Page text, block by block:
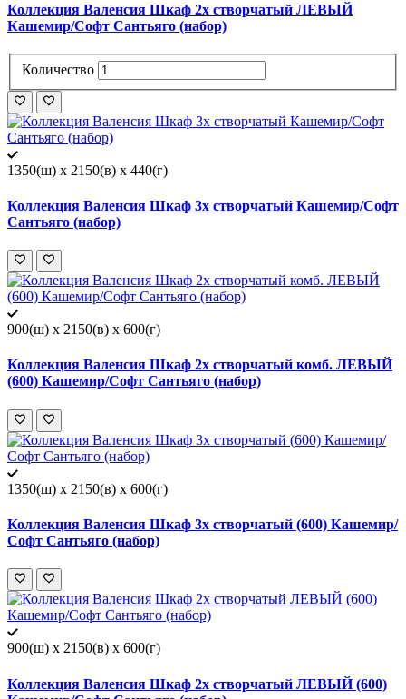
Коллекция Валенсия Шкаф 2х створчатый ЛЕВЫЙ
Кашемир/Софт Сантьяго (набор)
Количество
1350(ш) x 2150(в) x 440(г)
Коллекция Валенсия Шкаф 3х створчатый Кашемир/Софт
Сантьяго (набор)
900(ш) x 2150(в) x 600(г)
Коллекция Валенсия Шкаф 2х створчатый комб. ЛЕВЫЙ
(600) Кашемир/Софт Сантьяго (набор)
1350(ш) x 2150(в) x 600(г)
Коллекция Валенсия Шкаф 3х створчатый (600) Кашемир/
Софт Сантьяго (набор)
900(ш) x 2150(в) x 600(г)
Коллекция Валенсия Шкаф 2х створчатый ЛЕВЫЙ (600)